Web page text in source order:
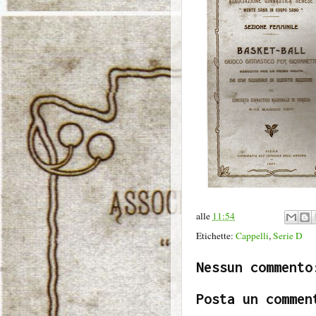
alle 11:54
Etichette: Cappelli,Serie D
Nessun
Posta un